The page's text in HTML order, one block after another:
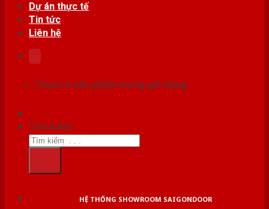
Dự án thực tế
Tin tức
Liên hệ
Chưa có sản phẩm trong giỏ hàng.
Tìm kiếm:
HỆ THỐNG SHOWROOM SAIGONDOOR